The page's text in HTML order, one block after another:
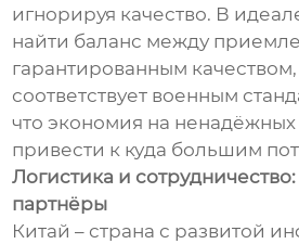
игнорируя качество. В
найти баланс между
гарантированным
соответствует военным
что экономия на
привести к куда большим
Логистика и
партнёры
Китай – страна с развитой